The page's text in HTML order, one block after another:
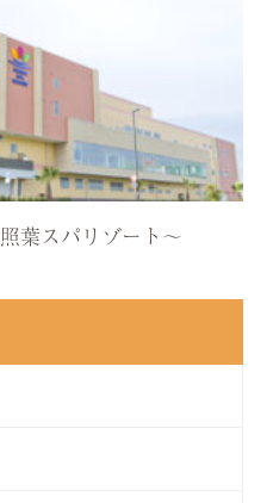
葉スパリゾート〜